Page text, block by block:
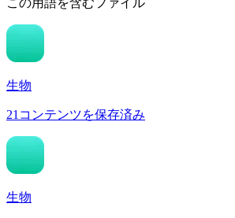
この用語を含むファイル
生物
21コンテンツを保存済み
生物